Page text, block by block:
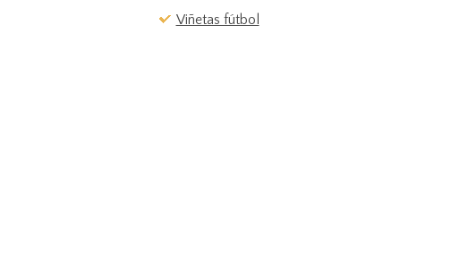
Viñetas fútbol